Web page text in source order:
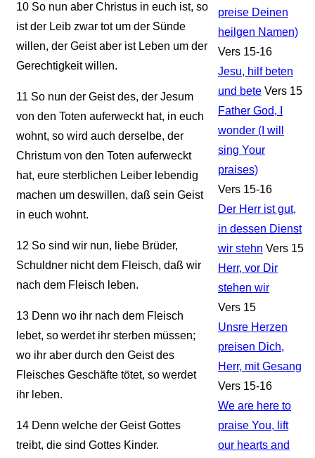
10So nun aber Christus in euch ist, so
ist der Leib zwar tot um der Sünde
willen, der Geist aber ist Leben um der
Gerechtigkeit willen.
11 So nun der Geist des, der Jesum
von den Toten auferweckt hat, in euch
wohnt, so wird auch derselbe, der
Christum von den Toten auferweckt
hat, eure sterblichen Leiber lebendig
machen um deswillen, daß sein Geist
in euch wohnt.
12 So sind wir nun, liebe Brüder,
Schuldner nicht dem Fleisch, daß wir
nach dem Fleisch leben.
13Denn wo ihr nach dem Fleisch
lebet, so werdet ihr sterben müssen;
wo ihr aber durch den Geist des
Fleisches Geschäfte tötet, so werdet
ihr leben.
14Denn welche der Geist Gottes
treibt, die sind Gottes Kinder.
preise Deinen
heilgen Namen)
Vers 15-16
Jesu, hilf beten
und bete Vers 15
Father God, I
wonder (I will
sing Your
praises)
Vers 15-16
Der Herr ist gut,
in dessen Dienst
wir stehn Vers 15
Herr, vor Dir
stehen wir
Vers 15
Unsre Herzen
preisen Dich,
Herr, mit Gesang
Vers 15-16
We are here to
praise You, lift
our hearts and